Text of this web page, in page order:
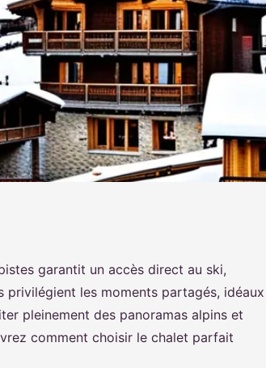
:garantit un accès direct au ski,
les moments partagés, idéaux
pleinement des panoramas alpins et
comment choisir le chalet parfait